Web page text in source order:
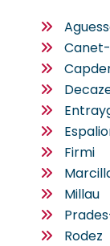
Firmi
Millau
Rodez